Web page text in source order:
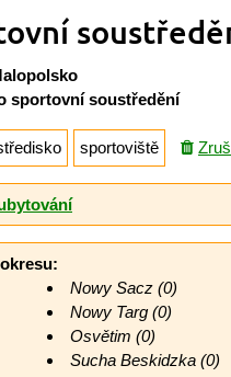
sportovní soustředění
sportoviště
Nowy Sacz (0)
Nowy Targ (0)
Osvětim (0)
Sucha Beskidzka (0)